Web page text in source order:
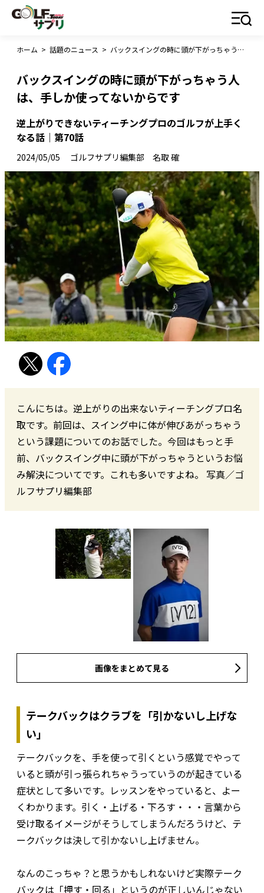
ホーム > 話題のニュース > バックスイングの時に頭が下がっちゃう人は、手しか使ってないからです
バックスイングの時に頭が下がっちゃう人
は、手しか使ってないからです
逆上がりできないティーチングプロのゴルフが上手く
なる話｜第70話
2024/05/05 ゴルフサプリ編集部 名取 確
こんにちは。逆上がりの出来ないティーチングプロ名
取です。前回は、スイング中に体が伸びあがっちゃう
という課題についてのお話でした。今回はもっと手
前、バックスイング中に頭が下がっちゃうというお悩
み解決についてです。これも多いですよね。 写真／ゴ
ルフサプリ編集部
画像をまとめて見る
テークバックはクラブを「引かないし上げな
い」
テークバックを、手を使って引くという感覚でやって
いると頭が引っ張られちゃうっていうのが起きている
症状として多いです。レッスンをやっていると、よー
くわかります。引く・上げる・下ろす・・・言葉から
受け取るイメージがそうしてしまうんだろうけど、テ
ークバックは決して引かないし上げません。
なんのこっちゃ？と思うかもしれないけど実際テーク
バックは「押す・回る」というのが正しいんじゃない